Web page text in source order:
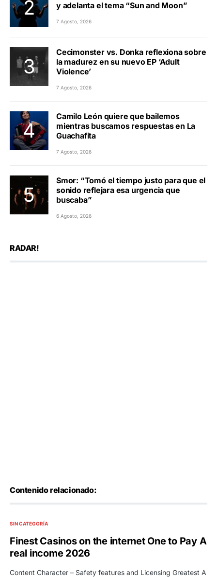
y adelanta el tema “Sun and Moon”
7 Agosto, 2026
Cecimonster vs. Donka reflexiona sobre
la madurez en su nuevo EP ‘Adult
Violence’
7 Agosto, 2026
Camilo León quiere que bailemos
mientras buscamos respuestas en La
Guachafita
7 Agosto, 2026
Smor: “Tomó el tiempo justo para que el
sonido reflejara esa urgencia que
buscaba”
6 Agosto, 2026
RADAR!
Contenido relacionado:
SIN CATEGORÍA
Finest Casinos on the internet One to Pay A
real income 2026
Content Character – Safety features and Licensing Greatest A